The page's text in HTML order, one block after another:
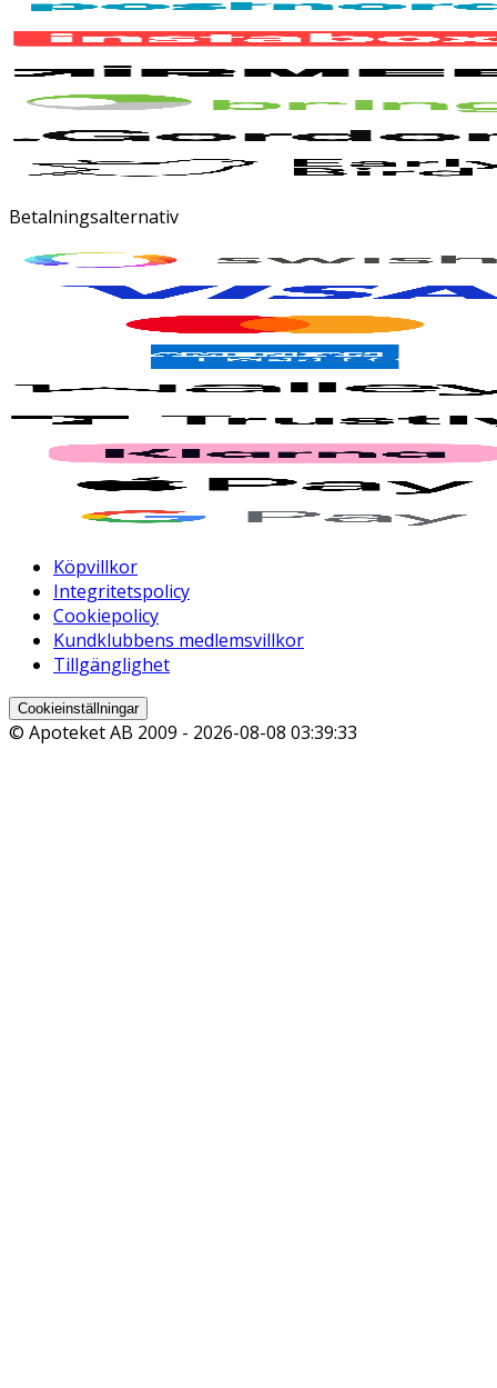
Betalningsalternativ
Köpvillkor
Integritetspolicy
Cookiepolicy
Kundklubbens medlemsvillkor
Tillgänglighet
Cookieinställningar
© Apoteket AB 2009 - 2026-08-08 03:39:33